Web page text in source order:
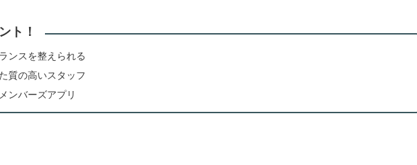
ト！
ンスを整えられる
質の高いスタッフ
ンバーズアプリ